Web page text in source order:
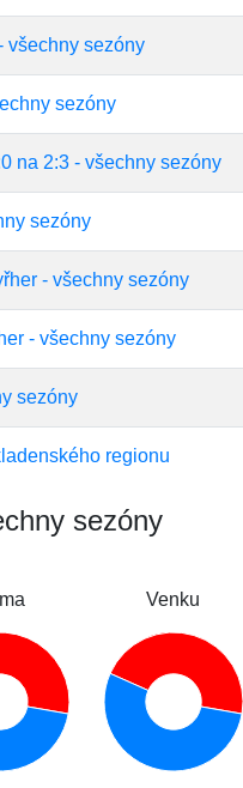
všechny sezóny
sezóny
na 2:3 - všechny sezóny
sezóny
- všechny sezóny
- všechny sezóny
sezóny
regionu
sezóny
Venku